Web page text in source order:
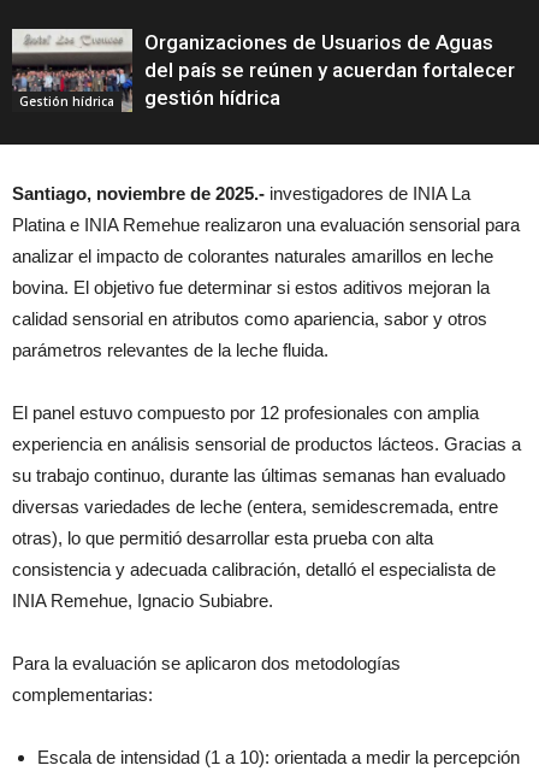
Gestión hídrica
Organizaciones de Usuarios de Aguas
del país se reúnen y acuerdan fortalecer
gestión hídrica
Santiago, noviembre de 2025.- investigadores de INIA La
Platina e INIA Remehue realizaron una evaluación sensorial para
analizar el impacto de colorantes naturales amarillos en leche
bovina. El objetivo fue determinar si estos aditivos mejoran la
calidad sensorial en atributos como apariencia, sabor y otros
parámetros relevantes de la leche fluida.
El panel estuvo compuesto por 12 profesionales con amplia
experiencia en análisis sensorial de productos lácteos. Gracias a
su trabajo continuo, durante las últimas semanas han evaluado
diversas variedades de leche (entera, semidescremada, entre
otras), lo que permitió desarrollar esta prueba con alta
consistencia y adecuada calibración, detalló el especialista de
INIA Remehue, Ignacio Subiabre.
Para la evaluación se aplicaron dos metodologías
complementarias:
Escala de intensidad (1 a 10): orientada a medir la percepción